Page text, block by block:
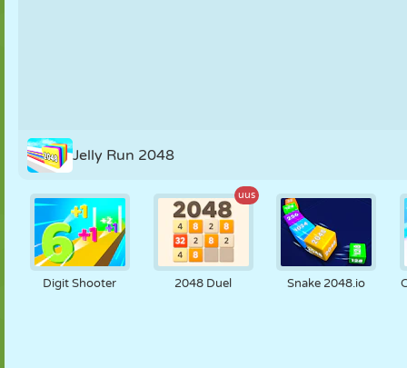
Jelly Run 2048
Digit Shooter
uus
2048 Duel Snake 2048.io